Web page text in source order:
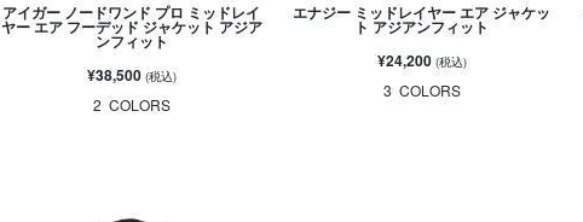
アイガー ノードワンド プロ ミッドレイ
ヤー エア フーデッド ジャケット アジア
ンフィット
¥38,500 (税込)
2 COLORS
エナジー ミッドレイヤー エア ジャケッ
ト アジアンフィット
¥24,200 (税込)
3 COLORS